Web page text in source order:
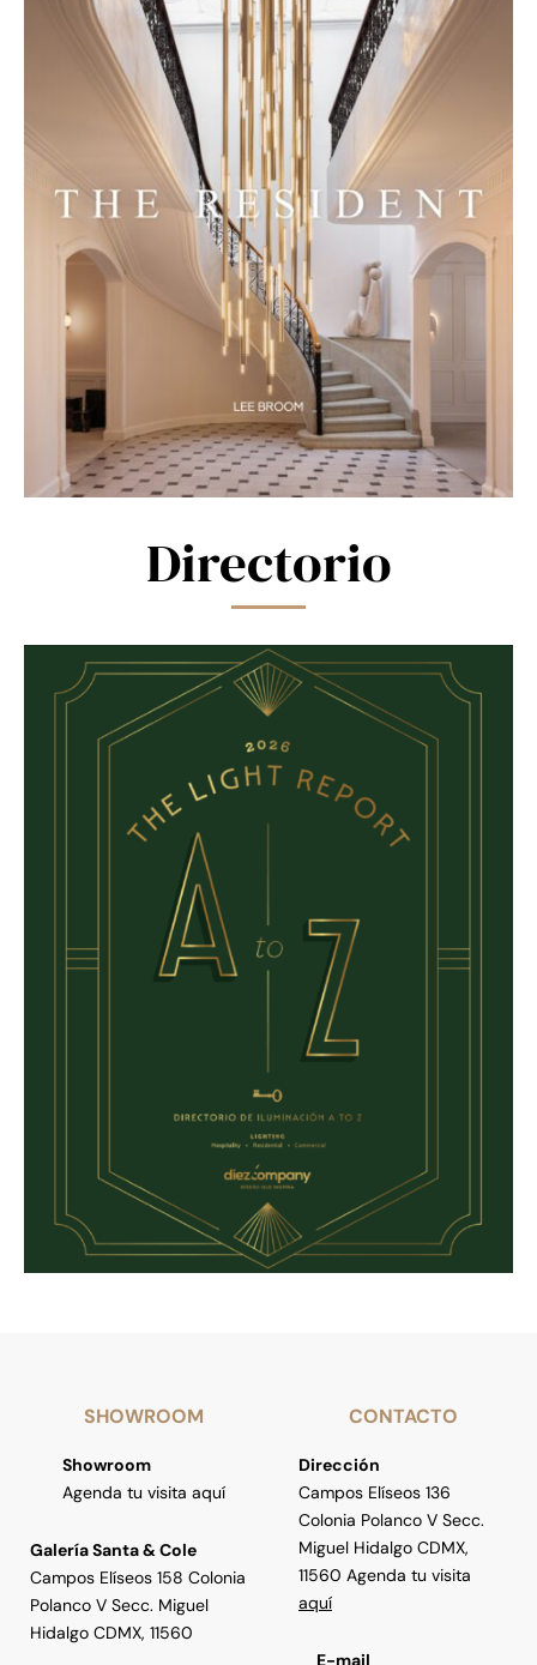
Directorio
SHOWROOM
Showroom
Agenda tu visita aquí
Galería Santa & Cole
Campos Elíseos 158 Colonia
Polanco V Secc. Miguel
Hidalgo CDMX, 11560
CONTACTO
Dirección
Campos Elíseos 136
Colonia Polanco V Secc.
Miguel Hidalgo CDMX,
11560 Agenda tu visita
aquí
E-mail